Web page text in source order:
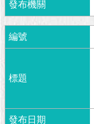
隱
私
權
及
安
策